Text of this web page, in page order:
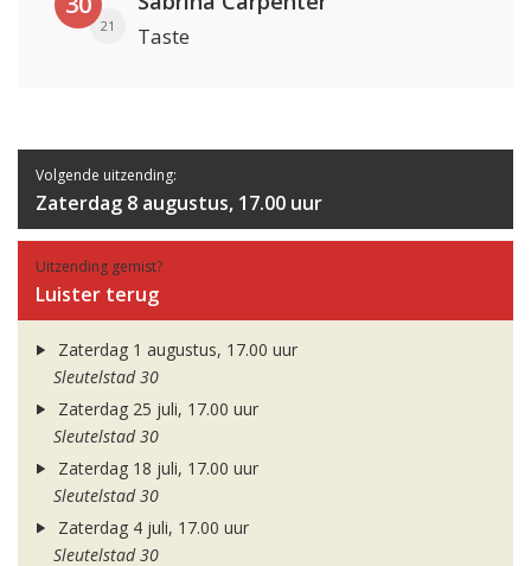
21 Taste
Volgende uitzending:
Zaterdag 8 augustus, 17.00 uur
Uitzending gemist?
Luister terug
Zaterdag 1 augustus, 17.00 uur
Sleutelstad 30
Zaterdag 25 juli, 17.00 uur
Sleutelstad 30
Zaterdag 18 juli, 17.00 uur
Sleutelstad 30
Zaterdag 4 juli, 17.00 uur
Sleutelstad 30